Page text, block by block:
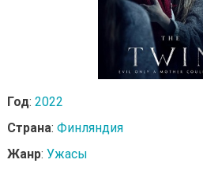
Год: 2022
Страна: Финляндия
Жанр: Ужасы